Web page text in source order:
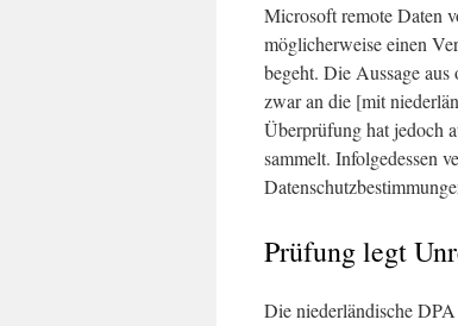
Microsoft remote Daten
möglicherweise einen
begeht. Die Aussage
zwar an die [mit
Überprüfung hat jedoch
sammelt. Infolgedessen
Prüfung legt
Die niederländische